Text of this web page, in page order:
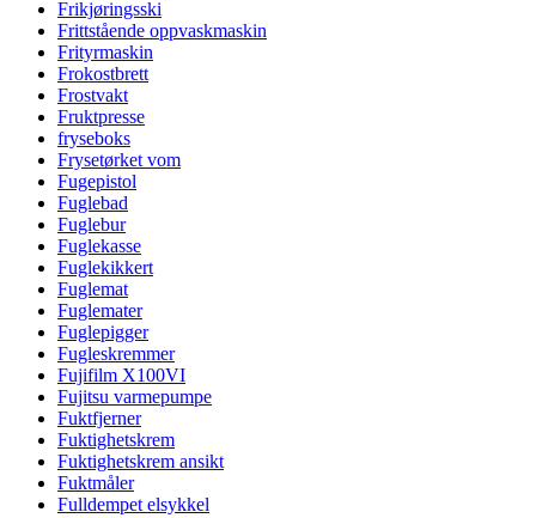
Frikjøringsski
Frittstående oppvaskmaskin
Frityrmaskin
Frokostbrett
Frostvakt
Fruktpresse
fryseboks
Frysetørket vom
Fugepistol
Fuglebad
Fuglebur
Fuglekasse
Fuglekikkert
Fuglemat
Fuglemater
Fuglepigger
Fugleskremmer
Fujifilm X100VI
Fujitsu varmepumpe
Fuktfjerner
Fuktighetskrem
Fuktighetskrem ansikt
Fuktmåler
Fulldempet elsykkel